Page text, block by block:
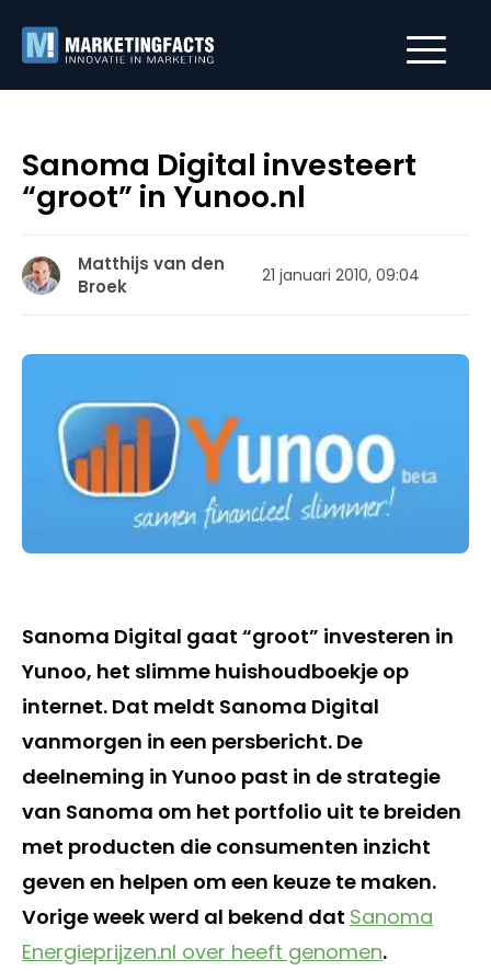
Sanoma Digital investeert
“groot” in Yunoo.nl
Matthijs van den
Broek
21 januari 2010, 09:04
Sanoma Digital gaat “groot” investeren in
Yunoo, het slimme huishoudboekje op
internet. Dat meldt Sanoma Digital
vanmorgen in een persbericht. De
deelneming in Yunoo past in de strategie
van Sanoma om het portfolio uit te breiden
met producten die consumenten inzicht
geven en helpen om een keuze te maken.
Vorige week werd al bekend dat Sanoma
Energieprijzen.nl over heeft genomen.